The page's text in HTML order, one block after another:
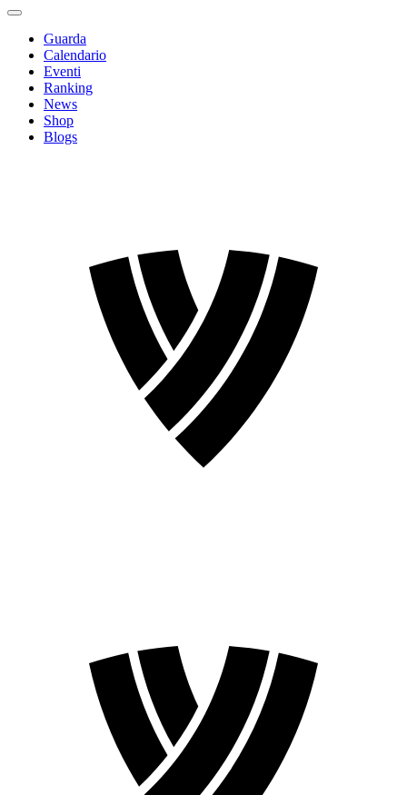
Guarda
Calendario
Eventi
Ranking
News
Shop
Blogs